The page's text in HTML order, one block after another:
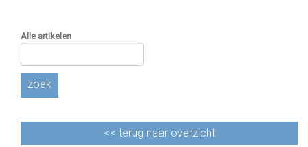
Alle artikelen
zoek
<< terug naar overzicht